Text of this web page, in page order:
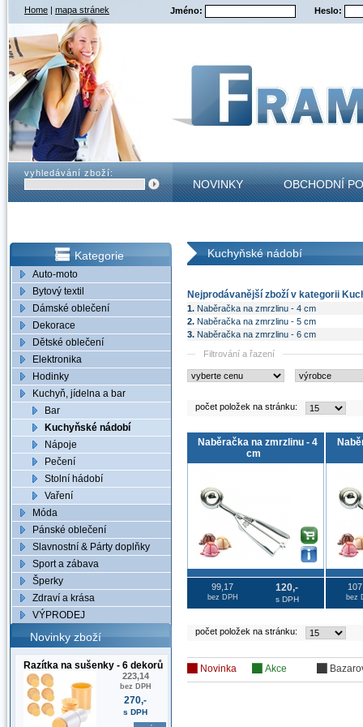
Home | mapa stránek Jméno: Heslo:
vyhledávání zboží:
NOVINKY OBCHODNÍ
Kategorie
Auto-moto
Bytový textil
Dámské oblečení
Dekorace
Dětské oblečení
Elektronika
Hodinky
Kuchyň, jídelna a bar
Bar
Kuchyňské nádobí
Nápoje
Pečení
Stolní hádobí
Vaření
Móda
Pánské oblečení
Slavnostní & Párty doplňky
Sport a zábava
Šperky
Zdraví a krása
VÝPRODEJ
Novinky zboží
Razítka na sušenky - 6 dekorů
223,14
bez DPH
270,-
s DPH
Kuchyňské nádobí
Nejprodávanější zboží v kategorii
1. Naběračka na zmrzlinu - 4 cm
2. Naběračka na zmrzlinu - 5 cm
3. Naběračka na zmrzlinu - 6 cm
Filtrování a řazení
počet položek na stránku:
Naběračka na zmrzlinu - 4
cm
99,17
bez DPH
120,-
s DPH bez
počet položek na stránku:
Novinka Akce